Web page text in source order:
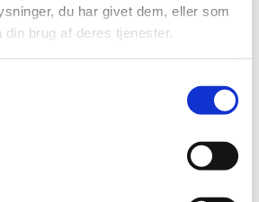
du har givet dem, eller som
brug af deres tjenester.
2. forslag til indstilling til
for lægemidler mod diabetes i…